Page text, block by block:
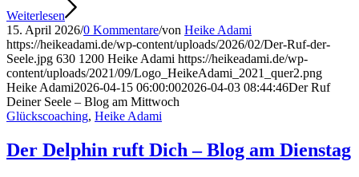
Weiterlesen
15. April 2026/0 Kommentare/von Heike Adami
https://heikeadami.de/wp-content/uploads/2026/02/Der-Ruf-der-
Seele.jpg 630 1200 Heike Adami https://heikeadami.de/wp-
content/uploads/2021/09/Logo_HeikeAdami_2021_quer2.png
Heike Adami2026-04-15 06:00:002026-04-03 08:44:46Der Ruf
Deiner Seele – Blog am Mittwoch
Glückscoaching, Heike Adami
Der Delphin ruft Dich – Blog am Dienstag